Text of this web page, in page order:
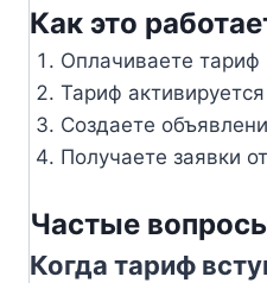
Как это
Оплачиваете тариф
Тариф
Создаете
Получаете заявки
Частые
Когда тариф